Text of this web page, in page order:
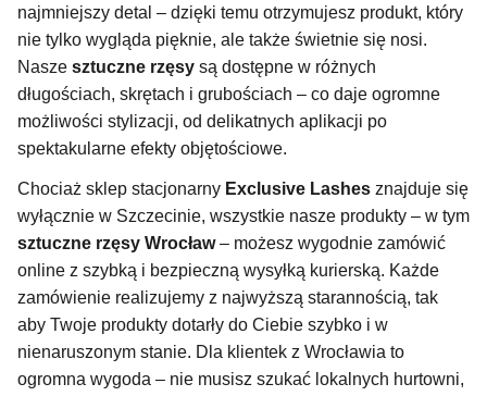
najmniejszy detal – dzięki temu otrzymujesz produkt, który
nie tylko wygląda pięknie, ale także świetnie się nosi.
Nasze sztuczne rzęsy są dostępne w różnych
długościach, skrętach i grubościach – co daje ogromne
możliwości stylizacji, od delikatnych aplikacji po
spektakularne efekty objętościowe.
Chociaż sklep stacjonarny Exclusive Lashes znajduje się
wyłącznie w Szczecinie, wszystkie nasze produkty – w tym
sztuczne rzęsy Wrocław– możesz wygodnie zamówić
online z szybką i bezpieczną wysyłką kurierską. Każde
zamówienie realizujemy z najwyższą starannością, tak
aby Twoje produkty dotarły do Ciebie szybko i w
nienaruszonym stanie. Dla klientek z Wrocławia to
ogromna wygoda – nie musisz szukać lokalnych hurtowni,